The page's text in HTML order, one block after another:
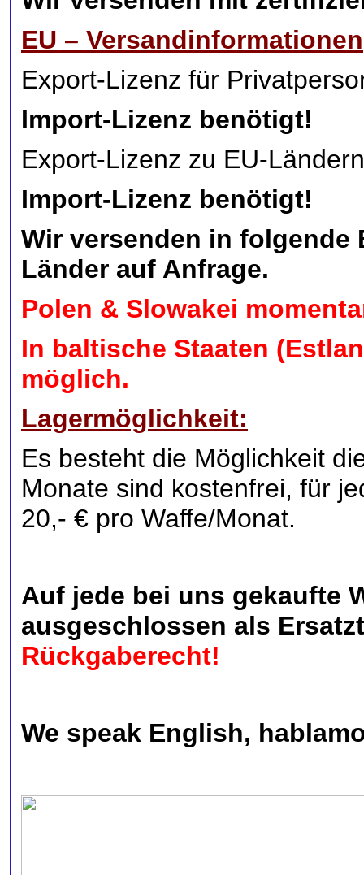
EU – Versandinformationen
Export-Lizenz für
Import-Lizenz benötigt!
Export-Lizenz zu EU-
Import-Lizenz benötigt!
Wir versenden in folgende
Länder auf Anfrage.
Polen & Slowakei
In baltische Staaten
möglich.
Lagermöglichkeit:
Es besteht die Möglichkeit
Monate sind kostenfrei, für
20,- € pro Waffe/Monat.
Auf jede bei uns gekaufte
ausgeschlossen als
Rückgaberecht!
We speak English,